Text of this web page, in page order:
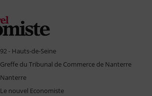
92 - Hauts-de-Seine
Greffe du Tribunal de Commerce de Nanterre
Nanterre
Le nouvel Economiste